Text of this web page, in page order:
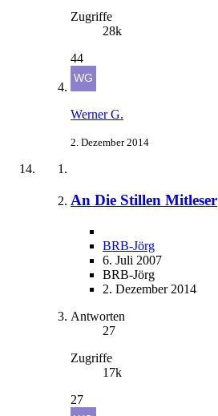
Zugriffe
28k
44
Werner G.
2. Dezember 2014
An Die Stillen Mitleser
BRB-Jörg
6. Juli 2007
BRB-Jörg
2. Dezember 2014
Antworten
27
Zugriffe
17k
27